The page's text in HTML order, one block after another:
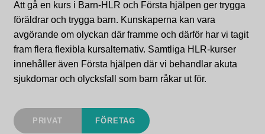
Att gå en kurs i Barn-HLR och Första hjälpen ger trygga
föräldrar och trygga barn. Kunskaperna kan vara
avgörande om olyckan där framme och därför har vi tagit
fram flera flexibla kursalternativ. Samtliga HLR-kurser
innehåller även Första hjälpen där vi behandlar akuta
sjukdomar och olycksfall som barn råkar ut för.
PRIVAT FÖRETAG